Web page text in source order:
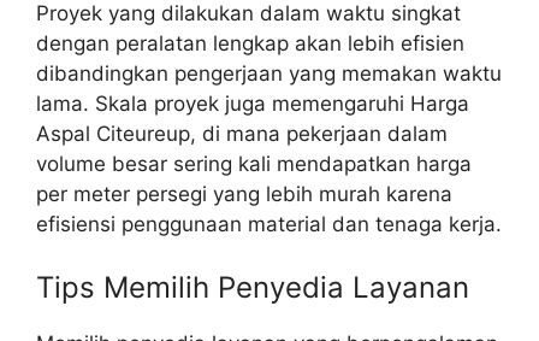
Proyek yang dilakukan dalam waktu singkat
dengan peralatan lengkap akan lebih efisien
dibandingkan pengerjaan yang memakan waktu
lama. Skala proyek juga memengaruhi Harga
Aspal Citeureup, di mana pekerjaan dalam
volume besar sering kali mendapatkan harga
per meter persegi yang lebih murah karena
efisiensi penggunaan material dan tenaga kerja.
Tips Memilih Penyedia Layanan